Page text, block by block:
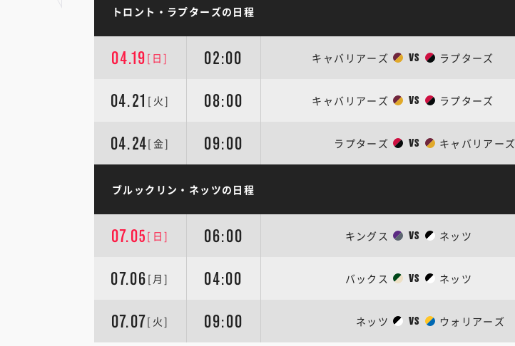
トロント・ラプターズの日程
04.19 [日] 02:00 キャバリアーズ VS ラプターズ
04.21 [火] 08:00 キャバリアーズ VS ラプターズ
04.24[金] 09:00 ラプターズ VS キャバリアーズ
ブルックリン・ネッツの日程
07.05 [日] 06:00 キングス VS ネッツ
07.06 [月] 04:00 バックス VS ネッツ
07.07[火] 09:00 ネッツ VS ウォリアーズ